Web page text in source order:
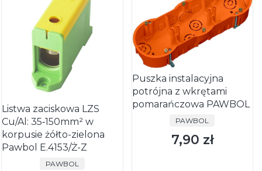
Listwa zaciskowa LZS
Cu/Al: 35‑150mm² w
korpusie żółto-zielona
Pawbol E.4153/Ż-Z
PRODUCENT
PAWBOL
Puszka instalacyjna
potrójna z wkrętami
pomarańczowa PAWBOL
PRODUCENT
PAWBOL
Cena
7,90 zł